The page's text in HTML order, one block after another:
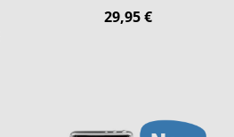
29,95 €